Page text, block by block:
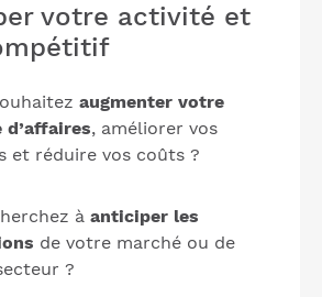
votre activité et
augmenter votre
, améliorer vos
et réduire vos coûts ?
à anticiper les
de votre marché ou de
?